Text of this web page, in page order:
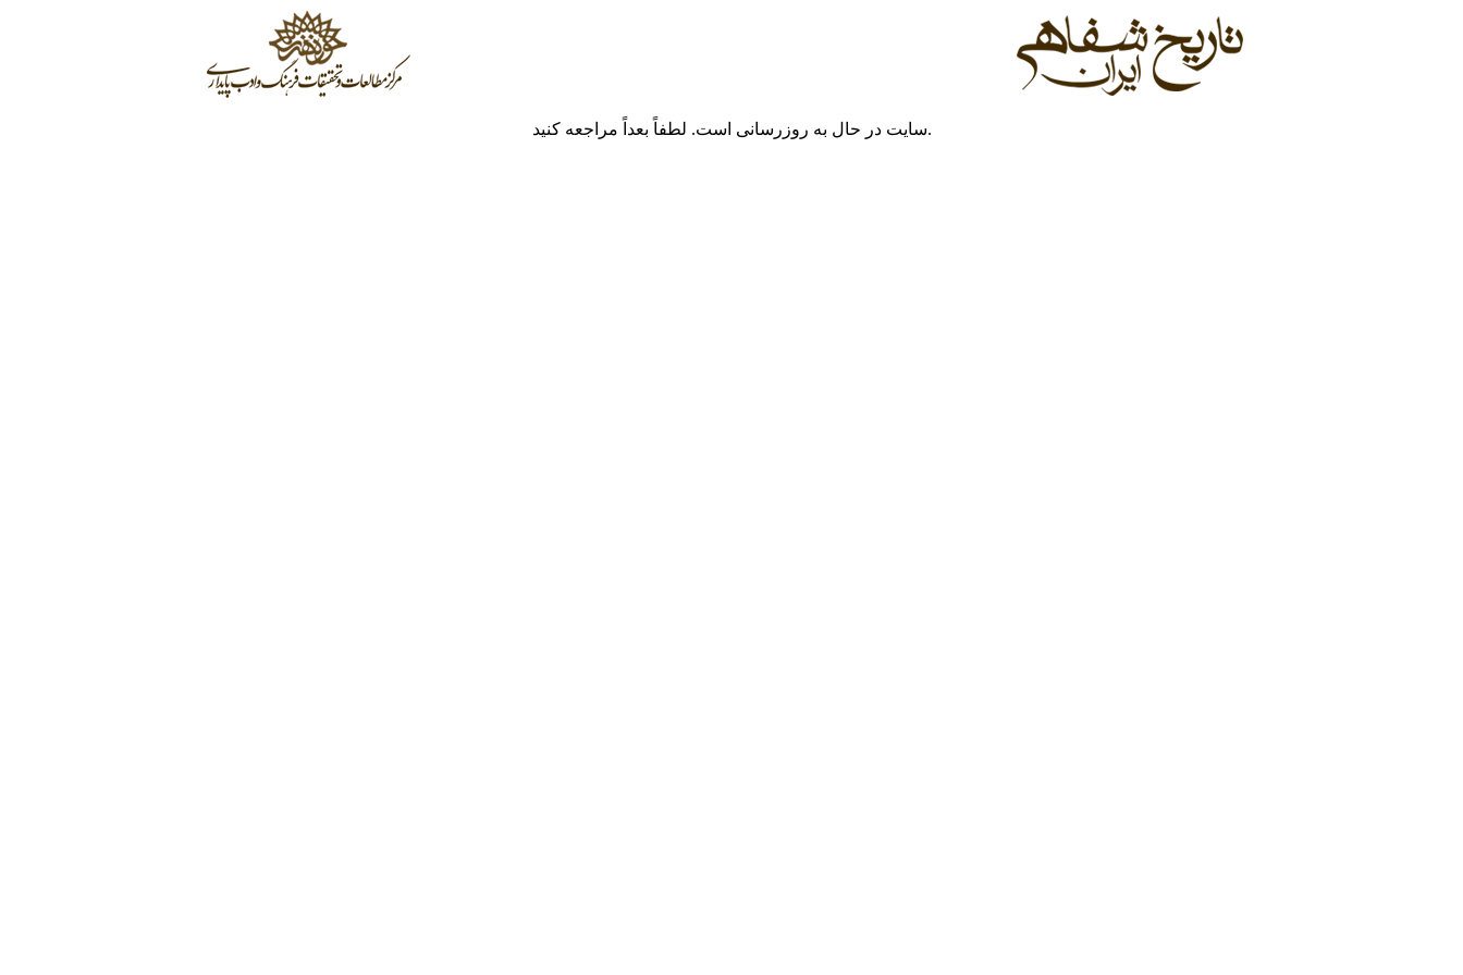
سایت در حال به روزرسانی است. لطفاً بعداً مراجعه کنید.